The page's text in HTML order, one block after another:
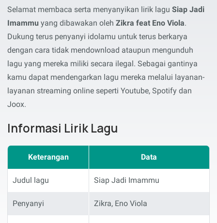
Selamat membaca serta menyanyikan lirik lagu Siap Jadi
Imammu yang dibawakan oleh Zikra feat Eno Viola.
Dukung terus penyanyi idolamu untuk terus berkarya
dengan cara tidak mendownload ataupun mengunduh
lagu yang mereka miliki secara ilegal. Sebagai gantinya
kamu dapat mendengarkan lagu mereka melalui layanan-
layanan streaming online seperti Youtube, Spotify dan
Joox.
Informasi Lirik Lagu
Keterangan Data
Judul lagu Siap Jadi Imammu
Penyanyi Zikra, Eno Viola